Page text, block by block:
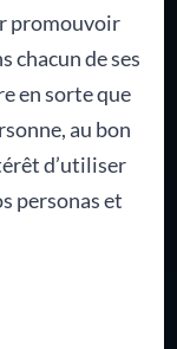
promouvoir
chacun de ses
en sorte que
au bon
d’utiliser
personas et